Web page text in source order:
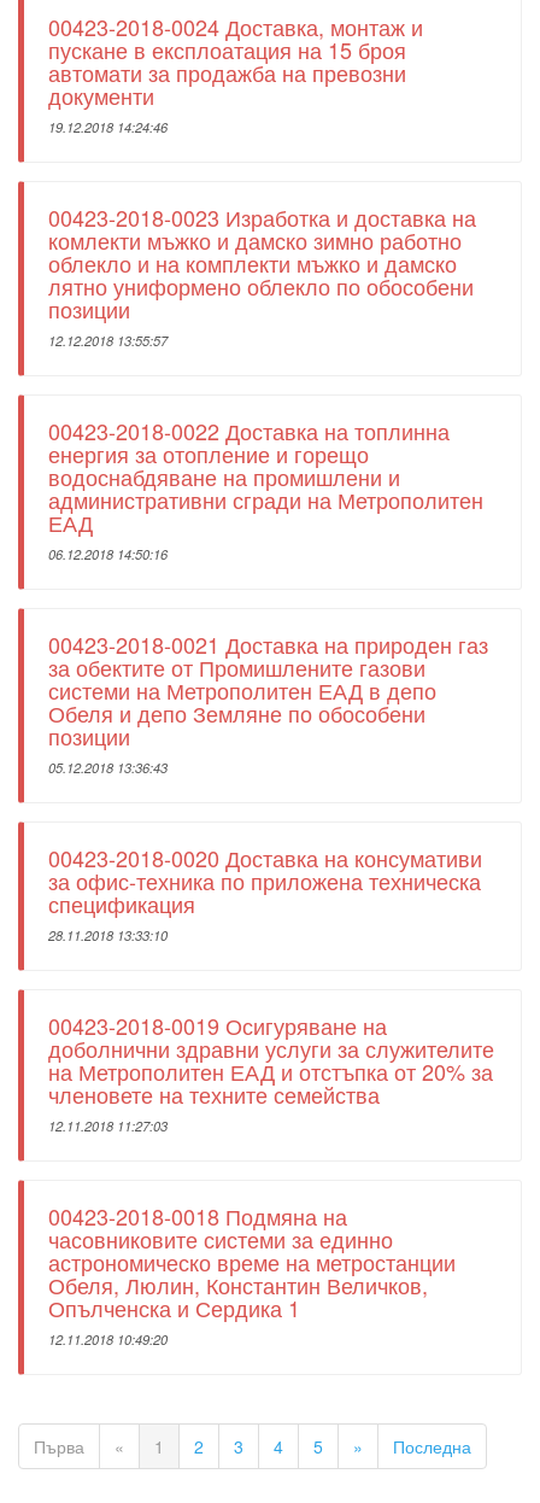
00423-2018-0024 Доставка, монтаж и
пускане в експлоатация на 15 броя
автомати за продажба на превозни
документи
19.12.2018 14:24:46
00423-2018-0023 Изработка и доставка на
комлекти мъжко и дамско зимно работно
облекло и на комплекти мъжко и дамско
лятно униформено облекло по обособени
позиции
12.12.2018 13:55:57
00423-2018-0022 Доставка на топлинна
енергия за отопление и горещо
водоснабдяване на промишлени и
административни сгради на Метрополитен
ЕАД
06.12.2018 14:50:16
00423-2018-0021 Доставка на природен газ
за обектите от Промишлените газови
системи на Метрополитен ЕАД в депо
Обеля и депо Земляне по обособени
позиции
05.12.2018 13:36:43
00423-2018-0020 Доставка на консумативи
за офис-техника по приложена техническа
спецификация
28.11.2018 13:33:10
00423-2018-0019 Осигуряване на
доболнични здравни услуги за служителите
на Метрополитен ЕАД и отстъпка от 20% за
членовете на техните семейства
12.11.2018 11:27:03
00423-2018-0018 Подмяна на
часовниковите системи за единно
астрономическо време на метростанции
Обеля, Люлин, Константин Величков,
Опълченска и Сердика 1
12.11.2018 10:49:20
Първа « 1 2 3 4 5 » Последна